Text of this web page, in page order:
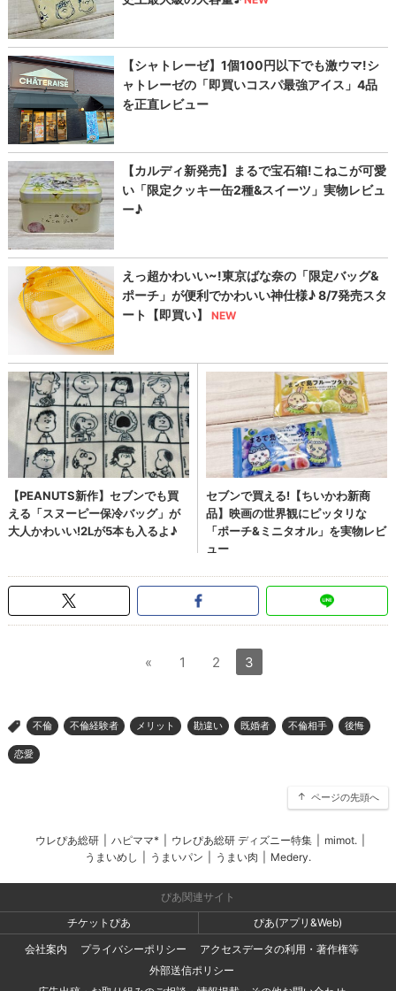
« 1 2 3
> 不倫 不倫経験者 メリット 勘違い 既婚者 不倫相手 後悔
恋愛
ページの先頭へ
ウレぴあ総研 ハピママ* ウレぴあ総研 ディズニー特集 mimot.
うまいめし
うまいパン うまい肉 Medery.
ぴあ関連サイト
チケットぴあ
ぴあ(アプリ&Web)
会社案内
プライバシーポリシー
アクセスデータの利用・著作権等
外部送信ポリシー